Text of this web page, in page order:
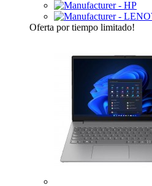
Oferta por tiempo limitado!